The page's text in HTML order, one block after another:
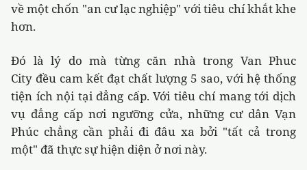
về một chốn "an cư lạc nghiệp" với tiêu chí khắt khe
hơn.
Đó là lý do mà từng căn nhà trong Van Phuc
City đều cam kết đạt chất lượng 5 sao, với hệ thống
tiện ích nội tại đẳng cấp. Với tiêu chí mang tới dịch
vụ đẳng cấp nơi ngưỡng cửa, những cư dân Vạn
Phúc chẳng cần phải đi đâu xa bởi "tất cả trong
một" đã thực sự hiện diện ở nơi này.